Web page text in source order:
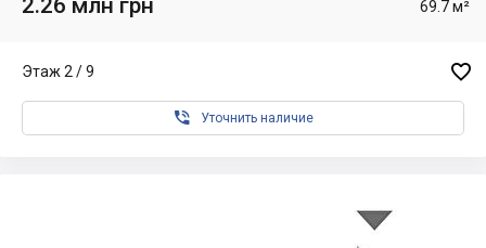
69.7 м²
Этаж 2 / 9 
 Уточнить наличие